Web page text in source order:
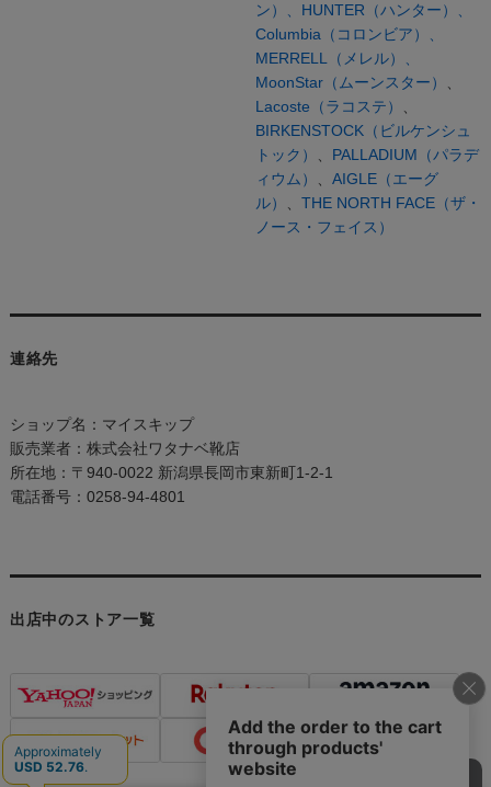
ン）、 HUNTER（ハンター）、
Columbia（コロンビア）、
MERRELL（メレル）、
MoonStar（ムーンスター）
Lacoste（ラコステ）
BIRKENSTOCK（ビルケンシュ
トック）
PALLADIUM（パラデ
ィウム）
AIGLE（エーグ
ル）
THE NORTH FACE（ザ・
ノース・フェイス）
連絡先
ショップ名：マイスキップ
販売業者：株式会社ワタナベ靴店
所在地：〒940-0022 新潟県長岡市東新町1-2-1
電話番号：0258-94-4801
出店中のストア一覧